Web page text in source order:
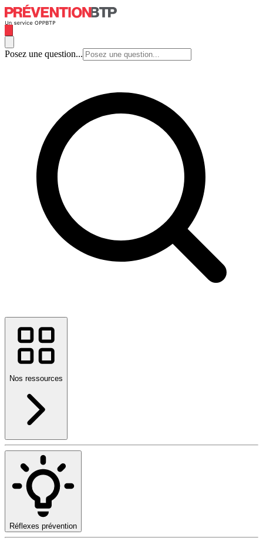
Posez une question...
Nos ressources
Réflexes prévention